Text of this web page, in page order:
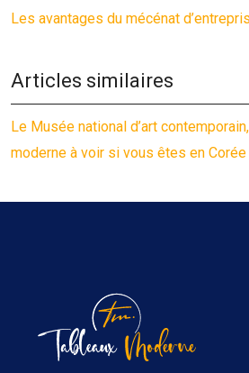
Les avantages du mécénat
Articles similaires
Le Musée national d’art
moderne à voir si vous êtes en Corée